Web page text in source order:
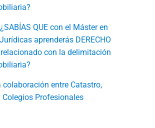
¿SABÍAS QUE con el Máster en
aprenderás DERECHO
relacionado con la delimitación
colaboración entre Catastro,
Colegios Profesionales